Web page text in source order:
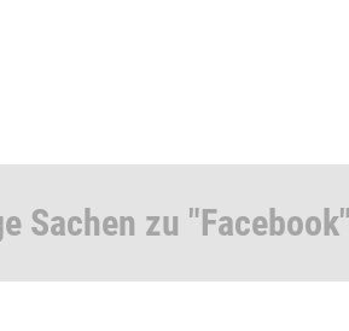
Sachen zu